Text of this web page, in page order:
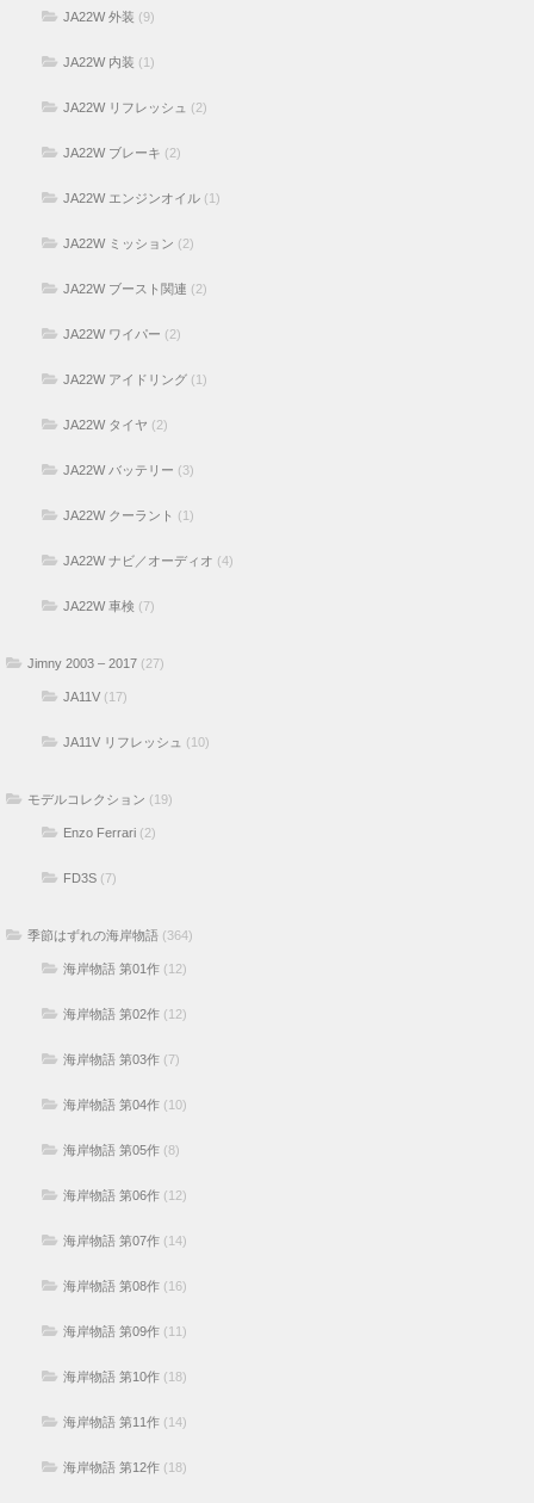
JA22W 外装 (9)
JA22W 内装 (1)
JA22W リフレッシュ (2)
JA22W ブレーキ (2)
JA22W エンジンオイル (1)
JA22W ミッション (2)
JA22W ブースト関連 (2)
JA22W ワイパー (2)
JA22W アイドリング (1)
JA22W タイヤ (2)
JA22W バッテリー (3)
JA22W クーラント (1)
JA22W ナビ／オーディオ (4)
JA22W 車検 (7)
Jimny 2003 – 2017 (27)
JA11V (17)
JA11V リフレッシュ (10)
モデルコレクション (19)
Enzo Ferrari (2)
FD3S (7)
季節はずれの海岸物語 (364)
海岸物語 第01作 (12)
海岸物語 第02作 (12)
海岸物語 第03作 (7)
海岸物語 第04作 (10)
海岸物語 第05作 (8)
海岸物語 第06作 (12)
海岸物語 第07作 (14)
海岸物語 第08作 (16)
海岸物語 第09作 (11)
海岸物語 第10作 (18)
海岸物語 第11作 (14)
海岸物語 第12作 (18)